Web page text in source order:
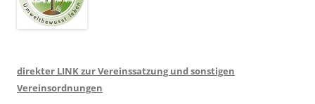
direkter LINK zur Vereinssatzung und sonstigen
Vereinsordnungen